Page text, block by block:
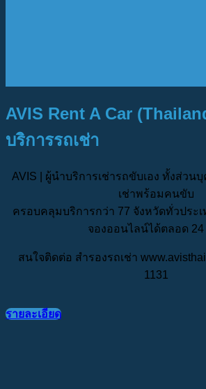
AVIS Rent A Car
บริการรถเช่า
AVIS | ผู้นำบริการเช่ารถขับเอง ทั้งส่วน
เช่าพร้อมคนขับ
ครอบคลุมบริการกว่า 77 จังหวัดทั่วประ
จองออนไลน์ได้ตลอด
สนใจติดต่อ สำรองรถเช่า
1131
รายละเอียด